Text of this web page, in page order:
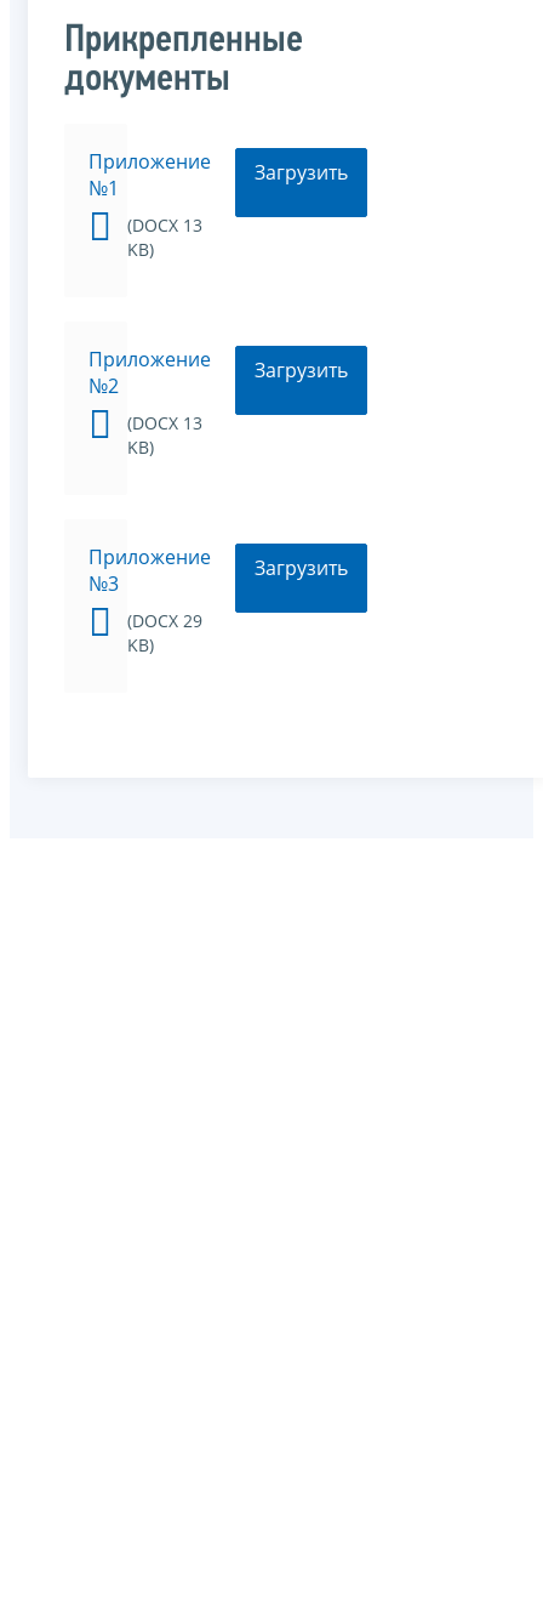
Прикрепленные
документы
Приложение
№1
(DOCX 13
KB)
Загрузить
Приложение
№2
(DOCX 13
KB)
Загрузить
Приложение
№3
(DOCX 29
KB)
Загрузить